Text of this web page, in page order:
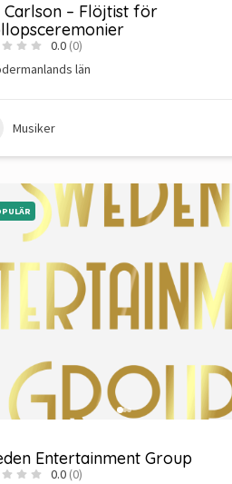
Carlson – Flöjtist för
0.0 (0)
län
Musiker
Entertainment Group
0.0 (0)